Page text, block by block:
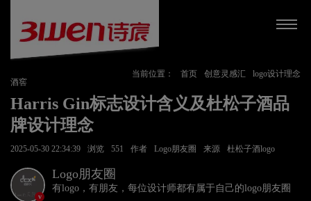
当前位置： 首页 创意灵感汇
logo设计理念
酒窖
Harris Gin标志设计含义及杜松子酒品
牌设计理念
2025-05-30 22:34:39 浏览 551 作者 Logo朋友圈 来源 杜松子酒logo
v
Logo朋友圈
有logo，有朋友，每位设计师都有属于自己的logo朋友圈